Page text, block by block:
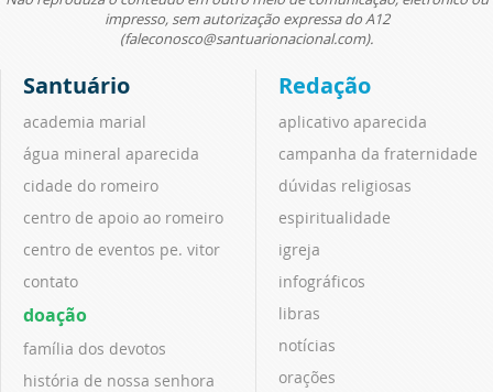
impresso, sem autorização expressa do A12
(faleconosco@santuarionacional.com).
Santuário
academia marial
água mineral aparecida
cidade do romeiro
centro de apoio ao romeiro
centro de eventos pe. vitor
contato
doação
família dos devotos
história de nossa senhora
Redação
aplicativo aparecida
campanha da fraternidade
dúvidas religiosas
espiritualidade
igreja
infográficos
libras
notícias
orações